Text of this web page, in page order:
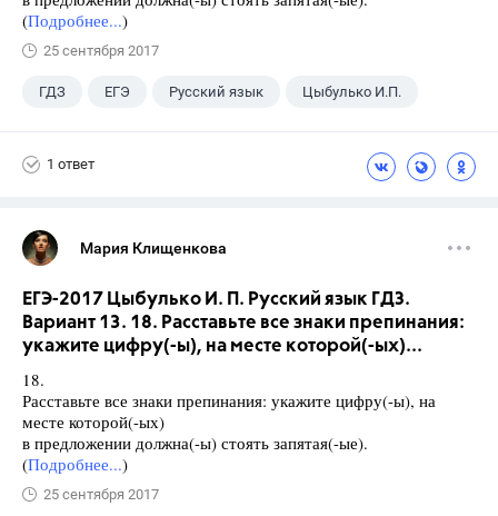
(Подробнее...)
25 сентября 2017
ГДЗ ЕГЭ Русский язык Цыбулько И.П.
1 ответ
Мария Клищенкова
ЕГЭ-2017 Цыбулько И. П. Русский язык ГДЗ.
Вариант 13. 18. Расставьте все знаки препинания:
укажите цифру(-ы), на месте которой(-ых)...
18.
Расставьте все знаки препинания: укажите цифру(-ы), на
месте которой(-ых)
в предложении должна(-ы) стоять запятая(-ые).
(Подробнее...)
25 сентября 2017